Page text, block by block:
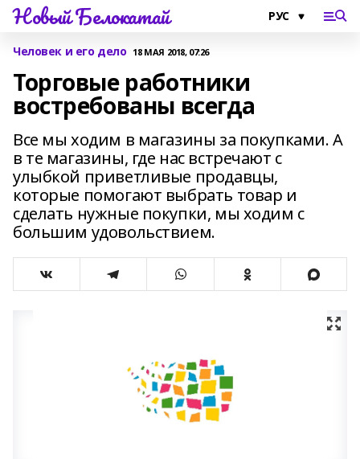
Новый Белокатай
Человек и его дело 18 МАЯ 2018, 07:26
Торговые работники
востребованы всегда
Все мы ходим в магазины за покупками. А
в те магазины, где нас встречают с
улыбкой приветливые продавцы,
которые помогают выбрать товар и
сделать нужные покупки, мы ходим с
большим удовольствием.